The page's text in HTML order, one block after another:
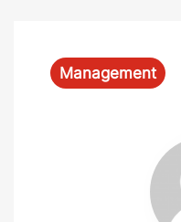
Management